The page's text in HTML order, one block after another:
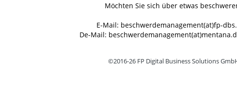
Möchten Sie sich über etwas
E-Mail: beschwerdemanagement(at)fp-
De-Mail:
©2016-26 FP Digital Business Solutions